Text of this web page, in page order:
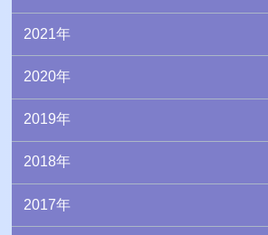
2021年
2020年
2019年
2018年
2017年